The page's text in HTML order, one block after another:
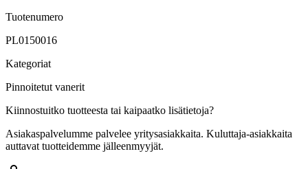
Tuotenumero
PL0150016
Kategoriat
Pinnoitetut vanerit
Kiinnostuitko tuotteesta tai kaipaatko lisätietoja?
Asiakaspalvelumme palvelee yritysasiakkaita. Kuluttaja-asiakkaita
auttavat tuotteidemme jälleenmyyjät.